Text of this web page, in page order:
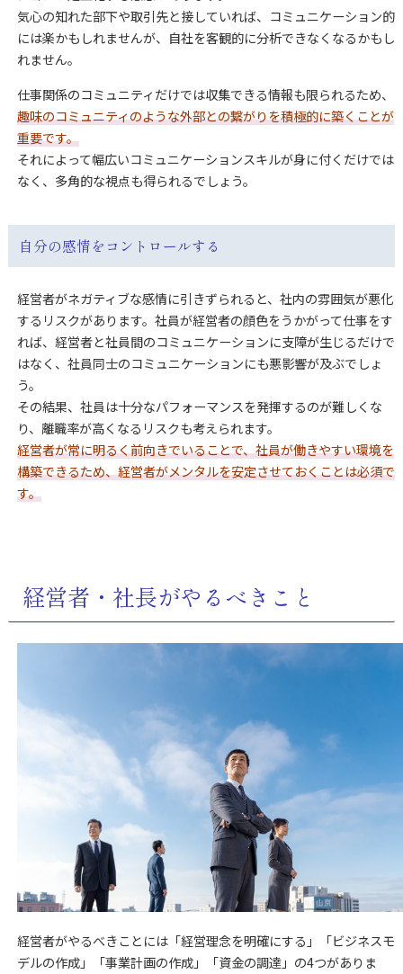
気心の知れた部下や取引先と接していれば、コミュニケーション的
には楽かもしれませんが、自社を客観的に分析できなくなるかもし
れません。
仕事関係のコミュニティだけでは収集できる情報も限られるため、
趣味のコミュニティのような外部との繋がりを積極的に築くことが
重要です。
それによって幅広いコミュニケーションスキルが身に付くだけでは
なく、多角的な視点も得られるでしょう。
自分の感情をコントロールする
経営者がネガティブな感情に引きずられると、社内の雰囲気が悪化
するリスクがあります。社員が経営者の顔色をうかがって仕事をす
れば、経営者と社員間のコミュニケーションに支障が生じるだけで
はなく、社員同士のコミュニケーションにも悪影響が及ぶでしょ
う。
その結果、社員は十分なパフォーマンスを発揮するのが難しくな
り、離職率が高くなるリスクも考えられます。
経営者が常に明るく前向きでいることで、社員が働きやすい環境を
構築できるため、経営者がメンタルを安定させておくことは必須で
す。
経営者・社長がやるべきこと
経営者がやるべきことには「経営理念を明確にする」「ビジネスモ
デルの作成」「事業計画の作成」「資金の調達」の4つがありま